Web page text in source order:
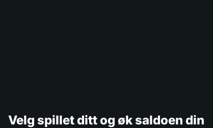
Velg spillet ditt og øk saldoen din